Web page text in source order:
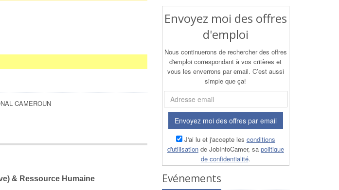
CAMEROUN
& Ressource Humaine
Envoyez moi des offres
d'emploi
Nous continuerons de rechercher des offres
d'emploi correspondant à vos critères et
vous les enverrons par email. C’est aussi
simple que ça!
Envoyez moi des offres par email
J'ai lu et j'accepte les conditions
d'utilisationde JobInfoCamer, sa politique
de confidentialité.
Evénements